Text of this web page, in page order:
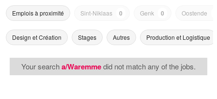
Emplois à proximité Sint-Niklaas 0 Genk 0 Oostende
Design et Création Stages Autres Production et Logistique
Your searcha/Waremmedid not match any of the jobs.